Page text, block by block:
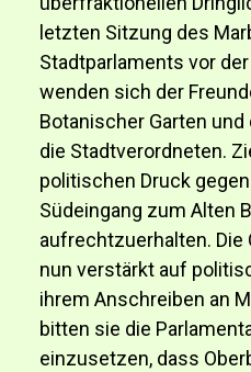
letzten Sitzung des
Stadtparlaments vor
wenden sich der
Botanischer Garten und
die Stadtverordneten.
politischen Druck
Südeingang zum Alten
aufrechtzuerhalten.
nun verstärkt auf
ihrem Anschreiben an
bitten sie die
einzusetzen, dass